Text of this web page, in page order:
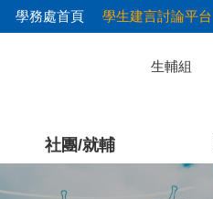
學務處首頁 學生建言討論平台
生輔組
社團/就輔